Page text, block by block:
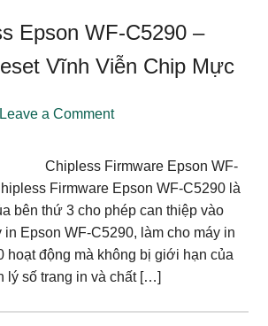
Epson WF-C5290 –
Vĩnh Viễn Chip Mực
Leave a Comment
Chipless Firmware Epson WF-
Firmware Epson WF-C5290 là
bên thứ 3 cho phép can thiệp vào
in Epson WF-C5290, làm cho máy in
hoạt động mà không bị giới hạn của
lý số trang in và chất […]